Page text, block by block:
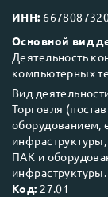
ИНН:
Основной вид
Деятельность
компьютерных
Вид
Торговля
оборудованием,
ПАК и
инфраструктуры.
Код: 27.01